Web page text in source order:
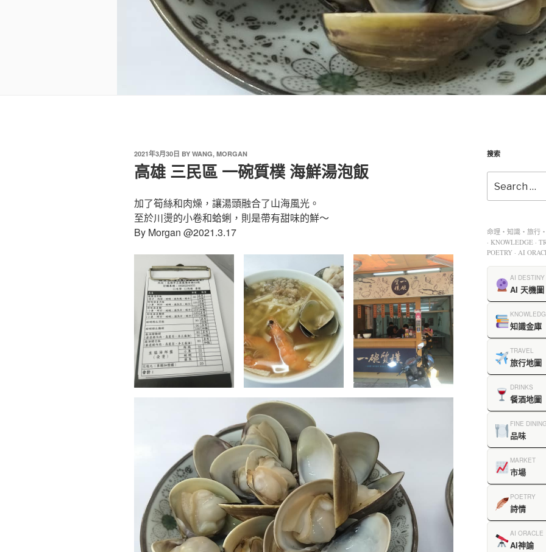
2021年3月30日 BY WANG, MORGAN
高雄 三民區 一碗質樸 海鮮湯泡飯
加了筍絲和肉燥，讓湯頭融合了山海風光。
至於川燙的小卷和蛤蜊，則是帶有甜味的鮮～
By Morgan @2021.3.17
搜索
命理・知識・旅行
· KNOWLEDGE ·
POETRY · AI
AI DESTINY
AI 天機圖
知識金庫
TRAVEL
旅行地圖
DRINKS
餐酒地圖
FINE
品味
MARKET
市場
POETRY
詩情
AI ORACLE
AI神諭